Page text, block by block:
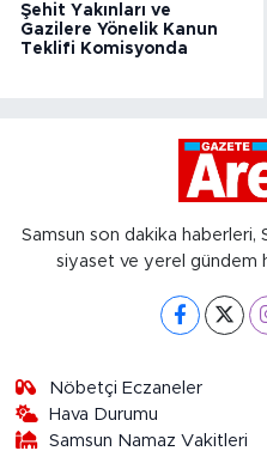
Şehit Yakınları ve
Gazilere Yönelik Kanun
Teklifi Komisyonda
Samsun son dakika haberleri,
siyaset ve yerel gündem
Nöbetçi Eczaneler
Hava Durumu
Samsun Namaz Vakitleri